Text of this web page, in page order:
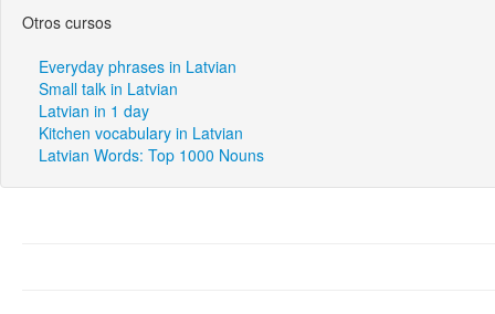
Otros cursos
Everyday phrases in Latvian
Small talk in Latvian
Latvian in 1 day
Kitchen vocabulary in Latvian
Latvian Words: Top 1000 Nouns